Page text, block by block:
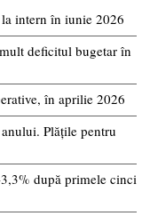
la intern în iunie 2026
deficitul bugetar în
în aprilie 2026
Plățile pentru
după primele cinci